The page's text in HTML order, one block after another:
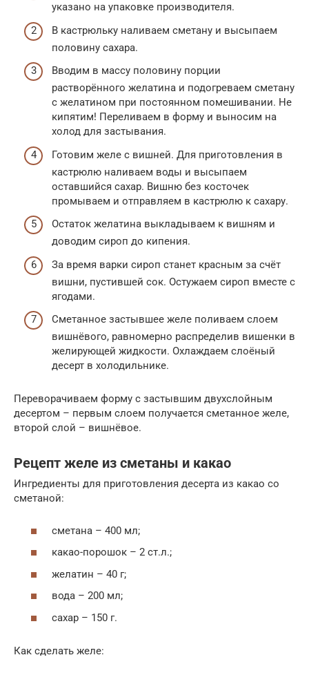
указано на упаковке производителя.
В кастрюльку наливаем сметану и высыпаем
половину сахара.
Вводим в массу половину порции
растворённого желатина и подогреваем сметану
с желатином при постоянном помешивании. Не
кипятим! Переливаем в форму и выносим на
холод для застывания.
Готовим желе с вишней. Для приготовления в
кастрюлю наливаем воды и высыпаем
оставшийся сахар. Вишню без косточек
промываем и отправляем в кастрюлю к сахару.
Остаток желатина выкладываем к вишням и
доводим сироп до кипения.
За время варки сироп станет красным за счёт
вишни, пустившей сок. Остужаем сироп вместе с
ягодами.
Сметанное застывшее желе поливаем слоем
вишнёвого, равномерно распределив вишенки в
желирующей жидкости. Охлаждаем слоёный
десерт в холодильнике.
Переворачиваем форму с застывшим двухслойным
десертом – первым слоем получается сметанное желе,
второй слой – вишнёвое.
Рецепт желе из сметаны и какао
Ингредиенты для приготовления десерта из какао со
сметаной:
сметана – 400 мл;
какао-порошок – 2 ст.л.;
желатин – 40 г;
вода – 200 мл;
сахар – 150 г.
Как сделать желе: